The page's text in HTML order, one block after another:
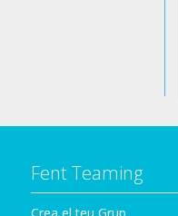
Fent Teaming